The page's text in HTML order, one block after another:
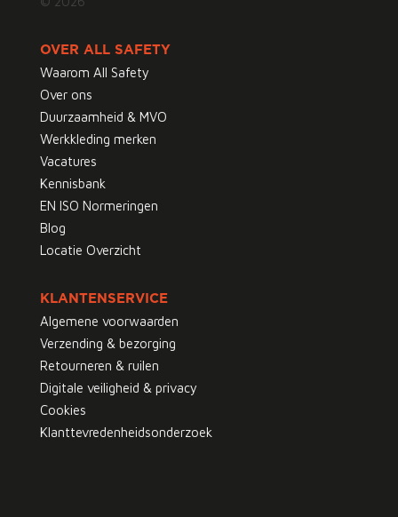
OVER ALL SAFETY
Waarom All Safety
Over ons
Duurzaamheid & MVO
Werkkleding merken
Vacatures
Kennisbank
EN ISO Normeringen
Blog
Locatie Overzicht
KLANTENSERVICE
Algemene voorwaarden
Verzending & bezorging
Retourneren & ruilen
Digitale veiligheid & privacy
Cookies
Klanttevredenheidsonderzoek